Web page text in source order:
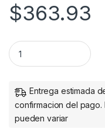
$363.93
Ancla StarTech.com
Entrega estimada
confirmacion del pago.
pueden variar